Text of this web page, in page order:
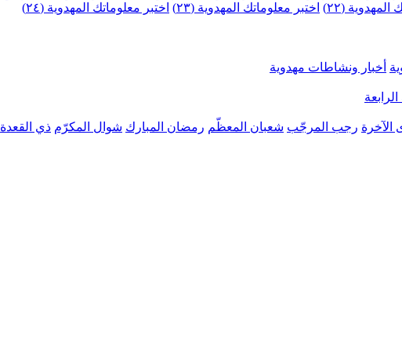
المهدوية (٢٢) اختبر معلوماتك المهدوية (٢٣)
اختبر معلوماتك المهدوية (٢٤)
أخبار ونشاطات مهدوية
الآخرة رجب المرجّب شعبان المعظّم رمضان المبارك شوال المكرّم ذي القعدة